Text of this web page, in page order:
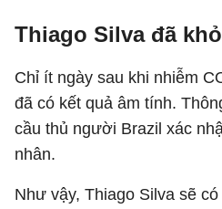
Thiago Silva đã
Chỉ ít ngày sau khi nhiễm
đã có kết quả âm tính.
cầu thủ người Brazil xác
nhân.
Như vậy, Thiago Silva sẽ